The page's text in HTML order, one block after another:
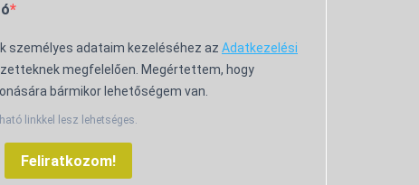
személyes adataim kezeléséhez az Adatkezelési
megfelelően. Megértettem, hogy
bármikor lehetőségem van.
linkkel lesz lehetséges.
Feliratkozom!